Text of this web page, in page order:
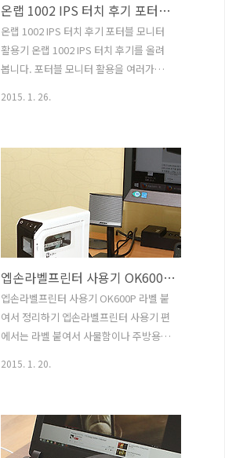
대가 많이 되었습니다. INKEL SU40SK
사용을 해보면서 느낀점은 TV로 사용하기
에는 무난한 성능을 가지고 있다는 것 입
니다. 설정도 비교적 간단하게 되어있고
온랩 1002 IPS 터치 후기 포터블 모니터 활용기
온랩 1002 IPS 터치 후기 포터블 모니터
활용기 온랩 1002 IPS 터치 후기를 올려
봅니다. 포터블 모니터 활용을 여러가지
때 당시에는 그런제품이 많지 않았고 해
상도도 비교적 낮았죠. 그런데 온랩 1002
IPS 터치 후기를 준비하면서 이것저것 사
용해보니 모니터가 작아도 해상도가 비교
적 높으니 할 수 있는일이 꽤 많았습니다.
IPS패널로 화면이 밝고 선명한것도 크게
매력으로 와 닿았습니다. 포터블 모니터
의 경우 USB로 연결되는 타입과 HDMI 등
으로 연결되는 타입 두가지가 있습니다.
온랩 1002 IPS 터치는 HDMI D-Sub 등으
로 연결이 가능한 타입 입니다. USB 방식
2015. 1. 26.
엡손라벨프린터 사용기 OK600P 라벨 붙여서 정리하기
엡손라벨프린터 사용기 OK600P 라벨 붙
여서 정리하기 엡손라벨프린터 사용기 편
에서는 라벨 붙여서 사물함이나 주방용품
니다. OK600P 라벨프린터는 블루투스연
결로 스마트폰으로 바로 출력할 수 있습
니다. 엡손라벨프린터 사용을 해서 라벨
2015. 1. 20.